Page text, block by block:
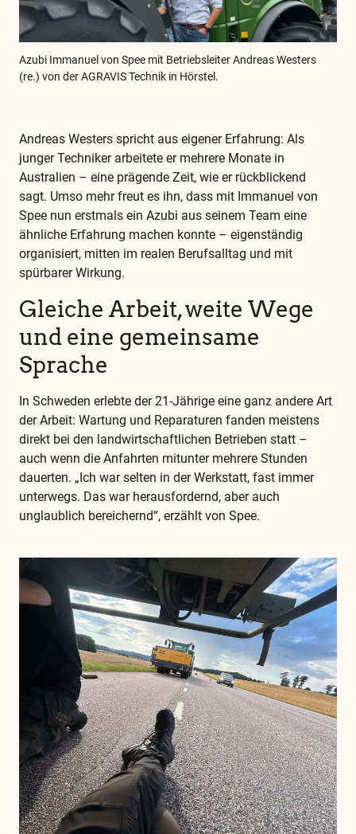
Azubi Immanuel von Spee mit Betriebsleiter Andreas Westers
(re.) von der AGRAVIS Technik in Hörstel.
Andreas Westers spricht aus eigener Erfahrung: Als
junger Techniker arbeitete er mehrere Monate in
Australien – eine prägende Zeit, wie er rückblickend
sagt. Umso mehr freut es ihn, dass mit Immanuel von
Spee nun erstmals ein Azubi aus seinem Team eine
ähnliche Erfahrung machen konnte – eigenständig
organisiert, mitten im realen Berufsalltag und mit
spürbarer Wirkung.
Gleiche Arbeit, weite Wege
und eine gemeinsame
Sprache
In Schweden erlebte der 21-Jährige eine ganz andere Art
der Arbeit: Wartung und Reparaturen fanden meistens
direkt bei den landwirtschaftlichen Betrieben statt –
auch wenn die Anfahrten mitunter mehrere Stunden
dauerten. „Ich war selten in der Werkstatt, fast immer
unterwegs. Das war herausfordernd, aber auch
unglaublich bereichernd“, erzählt von Spee.